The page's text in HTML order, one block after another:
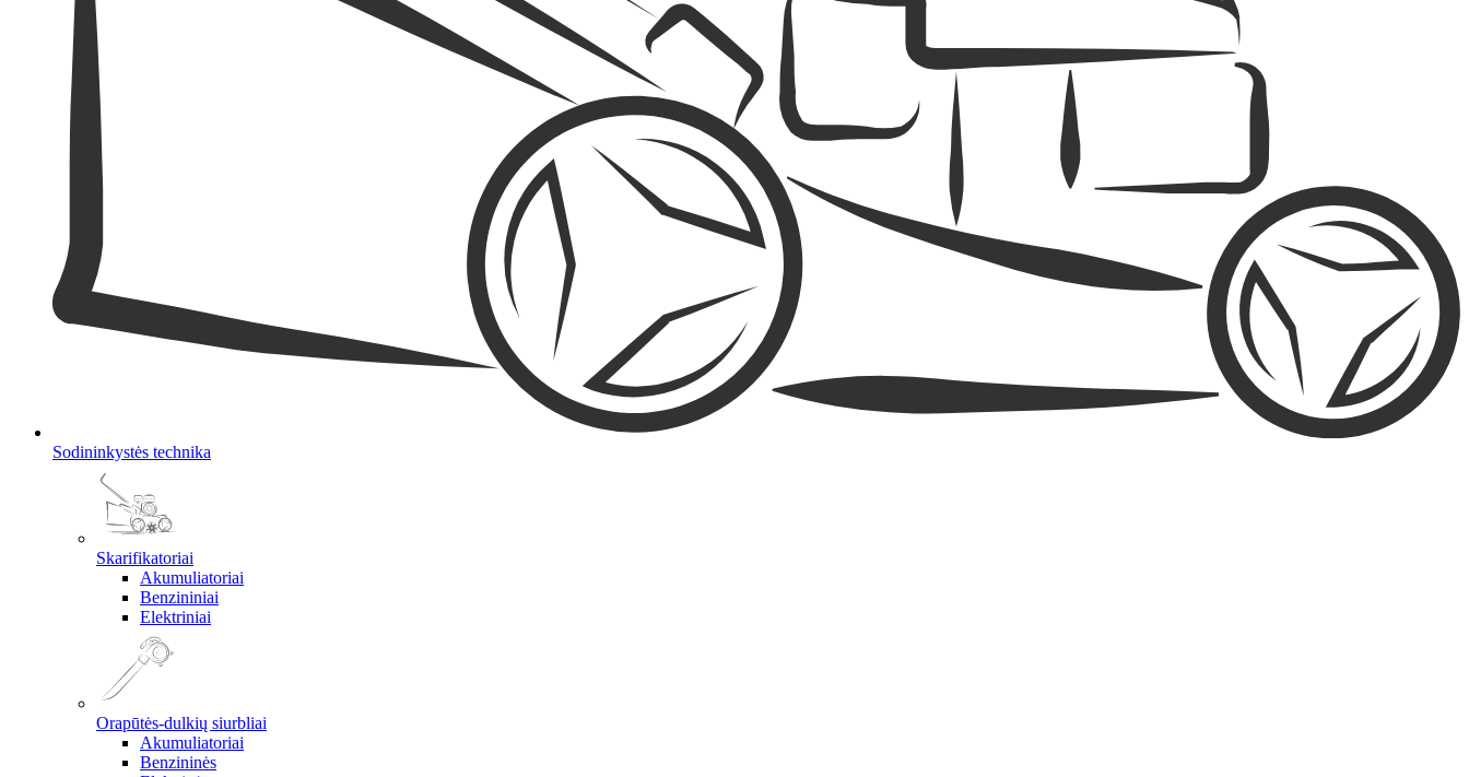
Sodininkystės technika
Skarifikatoriai
Akumuliatoriai
Benzininiai
Elektriniai
Orapūtės-dulkių siurbliai
Akumuliatoriai
Benzininės